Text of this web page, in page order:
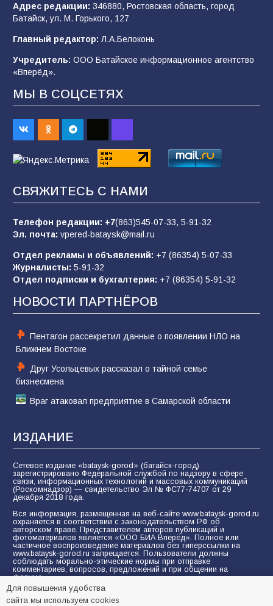
после выборов: в Госдуме дали ответ
99 06.08.2026
«Слухами Москву не возьмёшь»: почему
заявления Киева о мобилизации — это
отчаяние, а не разведка
02.08.2026
Морской квест в детском саду: как
воспитанники спасали Нептуна
74 01.08.2026
В детском саду № 35 дети освоили
строительные профессии в ходе
спортивного праздника
83 07.08.2026
Адрес редакции: 346880, Ростовская область, город
Батайск, ул. М. Горького, 127
Главный редактор: Л.А.Белоконь
Учредитель: ООО Батайское информационное агентство
«Вперёд».
МЫ В СОЦСЕТЯХ
СВЯЖИТЕСЬ С НАМИ
Телефон редакции: +7(863)545-07-33, 5-91-32
Эл. почта: vpered-bataysk@mail.ru
Отдел рекламы и объявлений: +7 (86354) 5-07-33
Журналисты: 5-91-32
Отдел подписки и бухгалтерия: +7 (86354) 5-91-32
НОВОСТИ ПАРТНЁРОВ
Пентагон рассекретил данные о появлении НЛО на
Ближнем Востоке
Друг Усольцевых рассказал о тайной семье
бизнесмена
Враг атаковал предприятие в Самарской области
ИЗДАНИЕ
Сетевое издание «bataysk-gorod» (батайск-город)
зарегистрировано Федеральной службой по надзору в сфере
связи, информационных технологий и массовых коммуникаций
(Роскомнадзор) — свидетельство Эл № ФС77-74707 от 29
декабря 2018 года.
Вся информация, размещенная на веб-сайте www.bataysk-gorod.ru
охраняется в соответствии с законодательством РФ об
авторском праве. Представителем авторов публикаций и
фотоматериалов является «ООО БИА Вперёд». Полное или
частичное воспроизведение материалов без гиперссылки на
www.bataysk-gorod.ru запрещается. Пользователи должны
соблюдать морально-этические нормы при отправке
комментариев, вопросов, предложений и при общении на
форуме.
Политика конфиденциальности и защиты информации
Для повышения удобства
сайта мы используем cookies